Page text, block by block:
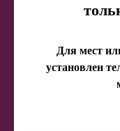
Для мест
установлен